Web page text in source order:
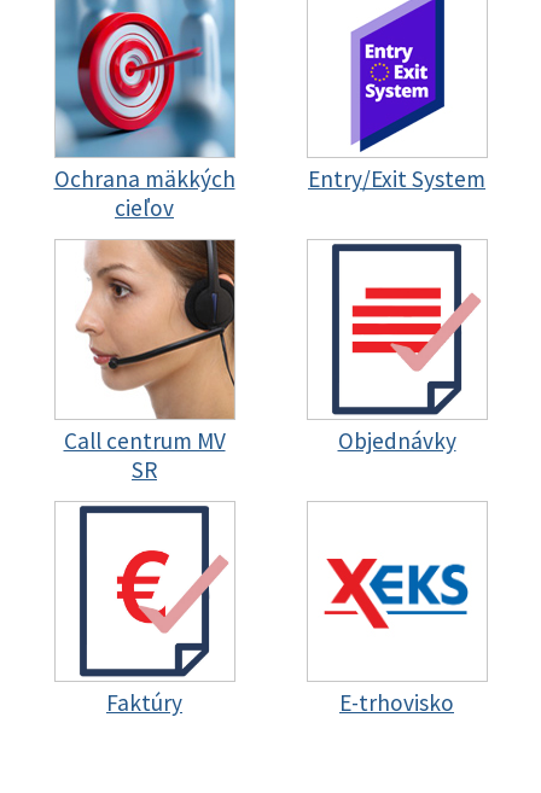
Ochrana mäkkých
cieľov
Entry/Exit System
Call centrum MV
SR
Objednávky
Faktúry E-trhovisko